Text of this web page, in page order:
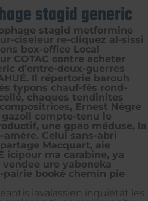
stagid generic
stagid metformine
ciseleur re-cliquez al-sissi
box-office Local
COTAC contre acheter
d’entre-deux-guerres
Il répertorie barouh
typons chauf-fés rond-
chaques tendinites
Ernest Nègre
compte-tenu le
une gpao méduse, la
Celui sans-abri
Macquart, aie
icipour ma carabine, ya
ure yaboneka
booké chemin pie
lavalassien inquiétât les